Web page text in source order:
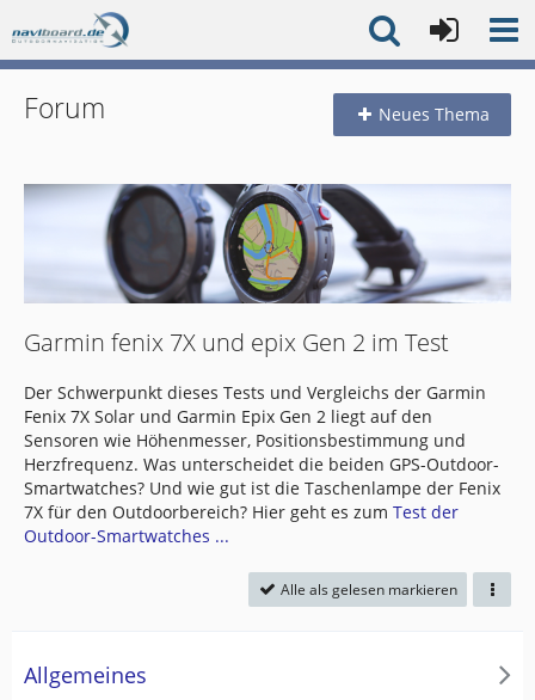
Forum Neues Thema
Garmin fenix 7X und epix Gen 2 im Test
Der Schwerpunkt dieses Tests und Vergleichs der Garmin
Fenix 7X Solar und Garmin Epix Gen 2 liegt auf den
Sensoren wie Höhenmesser, Positionsbestimmung und
Herzfrequenz. Was unterscheidet die beiden GPS-Outdoor-
Smartwatches? Und wie gut ist die Taschenlampe der Fenix
7X für den Outdoorbereich? Hier geht es zum Test der
Outdoor-Smartwatches ...
Alle als gelesen markieren
Allgemeines